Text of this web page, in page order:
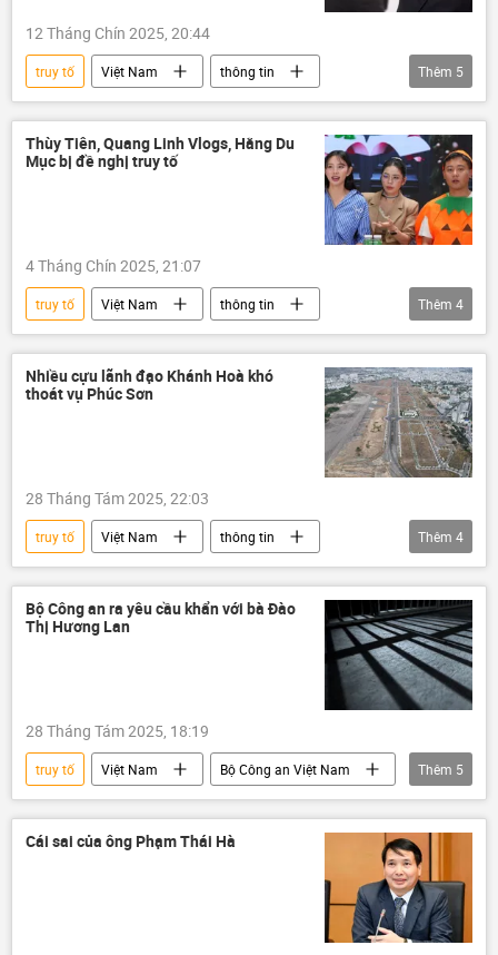
12 Tháng Chín 2025, 20:44
truy tố Việt Nam
thông tin
VKSND Tối cao
nhận hối lộ
Đà Nẵng
TAND thẩm phán
Thêm 5
Thùy Tiên, Quang Linh Vlogs, Hằng Du
Mục bị đề nghị truy tố
4 Tháng Chín 2025, 21:07
truy tố Việt Nam
thông tin
Xã hội
Bộ Công an Việt Nam
công an
Pháp luật
Thêm 4
Nhiều cựu lãnh đạo Khánh Hoà khó
thoát vụ Phúc Sơn
28 Tháng Tám 2025, 22:03
truy tố Việt Nam
thông tin
Khánh Hòa
Bộ Quốc phòng Việt Nam
Nha Trang
Sân bay
Thêm 4
Bộ Công an ra yêu cầu khẩn với bà Đào
Thị Hương Lan
28 Tháng Tám 2025, 18:19
truy tố Việt Nam
Bộ Công an Việt Nam
thông tin
Vũ nhôm
xét xử
hối lộ
nhận hối lộ
Thêm 5
Cái sai của ông Phạm Thái Hà